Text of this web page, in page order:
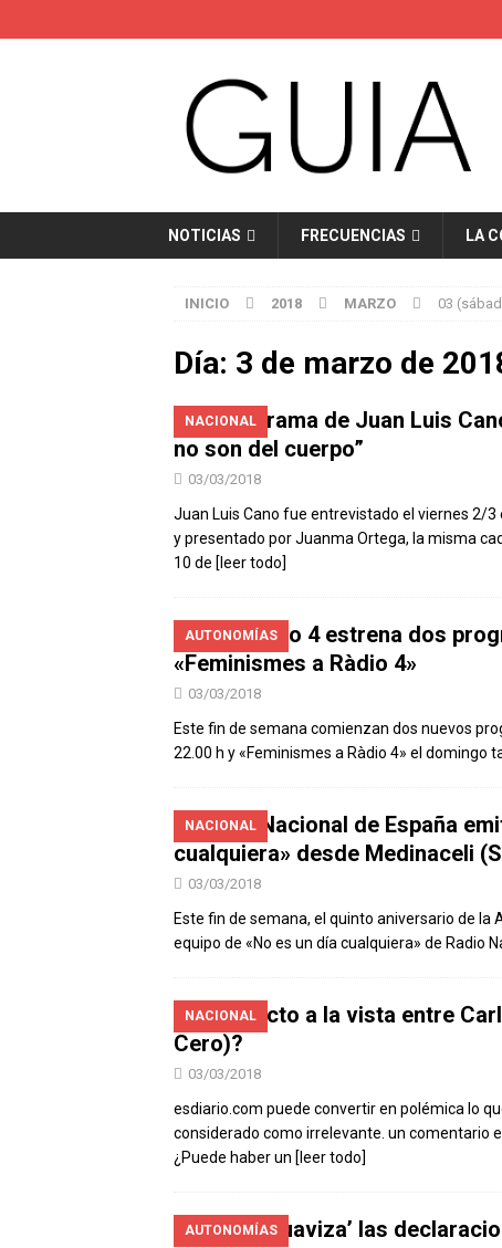
NOTICIAS FRECUENCIAS LA
INICIO 2018 MARZO 03
Día: 3 de marzo de
NACIONAL
El programa de Juan Luis
no son del cuerpo”
03/03/2018
Juan Luis Cano fue entrevistado el viernes 2/3
y presentado por Juanma Ortega, la misma
10 de [leer todo]
AUTONOMÍAS
RNE Ràdio 4 estrena dos
«Feminismes a Ràdio 4»
03/03/2018
Este fin de semana comienzan dos nuevos
22.00 h y «Feminismes a Ràdio 4» el domingo
NACIONAL
Radio Nacional de España
cualquiera» desde Medinaceli
03/03/2018
Este fin de semana, el quinto aniversario de la
equipo de «No es un día cualquiera» de Radio
NACIONAL
¿Conflicto a la vista entre
Cero)?
03/03/2018
esdiario.com puede convertir en polémica lo
considerado como irrelevante. un comentario
¿Puede haber un [leer todo]
AUTONOMÍAS
RAC 1 ‘suaviza’ las